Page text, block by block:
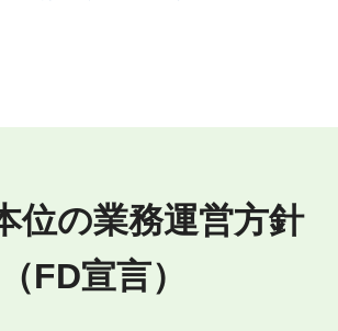
位の業務運営方針
（FD宣言）